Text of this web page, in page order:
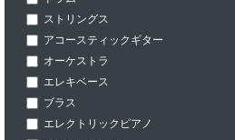
ストリングス
アコースティックギター
オーケストラ
エレキベース
ブラス
エレクトリックピアノ